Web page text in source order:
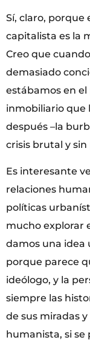
Sí, claro, porque
capitalista es la
Creo que
demasiado
estábamos en
inmobiliario que
después –la
crisis brutal y
Es interesante
relaciones
políticas
mucho explorar
damos una idea
porque parece
ideólogo, y la
siempre las
de sus miradas
humanista, si se